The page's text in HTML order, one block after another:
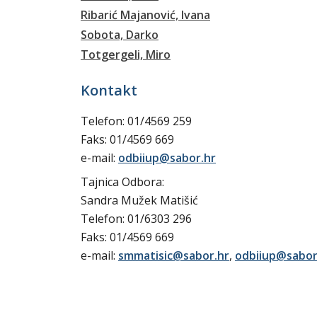
Ribarić Majanović, Ivana
Sobota, Darko
Totgergeli, Miro
Kontakt
Telefon: 01/4569 259
Faks: 01/4569 669
e-mail: odbiiup@sabor.hr
Tajnica Odbora:
Sandra Mužek Matišić
Telefon: 01/6303 296
Faks: 01/4569 669
e-mail: smmatisic@sabor.hr,